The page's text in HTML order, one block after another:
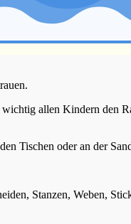
allen Kindern den
Tischen oder an der
Stanzen, Weben,